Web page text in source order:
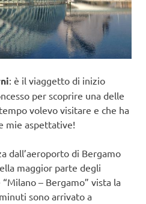
: è il viaggetto di inizio
per scoprire una delle
volevo visitare e che ha
mie aspettative!
dall’aeroporto di Bergamo
maggior parte degli
– Bergamo” vista la
sono arrivato a